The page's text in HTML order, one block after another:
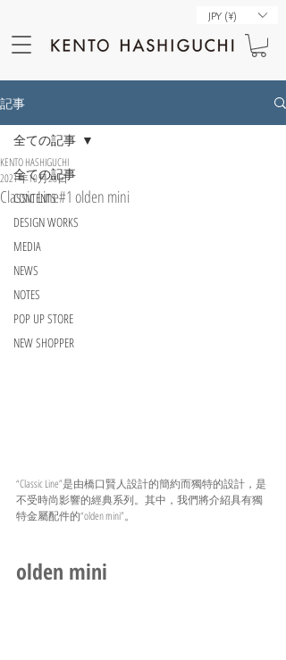
JPY (¥)
記事
全ての記事
CONTENTS
DESIGN WORKS
MEDIA
NEWS
NOTES
POP UP STORE
NEW SHOPPER
全ての記事
Classic Line#1 olden mini
KENTO HASHIGUCHI
2021年10月28日
“Classic Line”是由橋口賢人設計的簡約而獨特的設計，是
不受時尚影響的經典系列。其中，我們將介紹具有獨
特金屬配件的“olden mini”。
olden mini